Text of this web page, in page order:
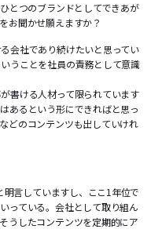
とつのブランドとしてできあが
お聞かせ願えますか？
会社であり続けたいと思ってい
うことを社員の責務として意識
書ける人材って限られています
あるという形にできればと思っ
どのコンテンツも出していけれ
明言していますし、ここ1年位で
っている。会社として取り組ん
うしたコンテンツを定期的にア